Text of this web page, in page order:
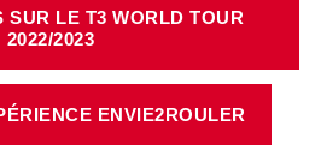
SUR LE T3 WORLD TOUR
2022/2023
ENVIE2ROULER